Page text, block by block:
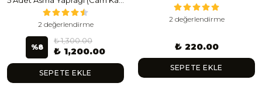
2 değerlendirme
%8
₺ 1,300.00
₺ 1,200.00
SEPETE EKLE
2 değerlendirme
₺ 220.00
SEPETE EKLE